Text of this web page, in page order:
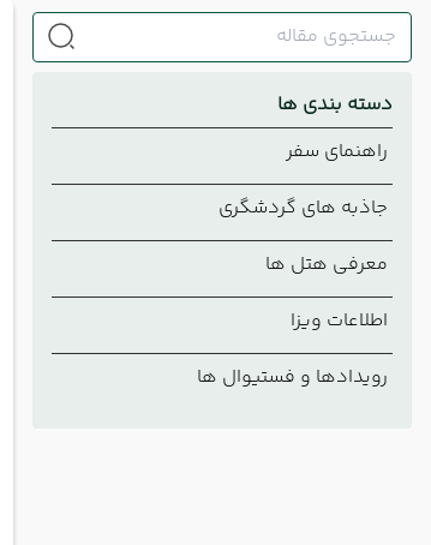
دسته بندی ها
راهنمای سفر
جاذبه های گردشگری
معرفی هتل ها
اطلاعات ویزا
رویدادها و فستیوال ها